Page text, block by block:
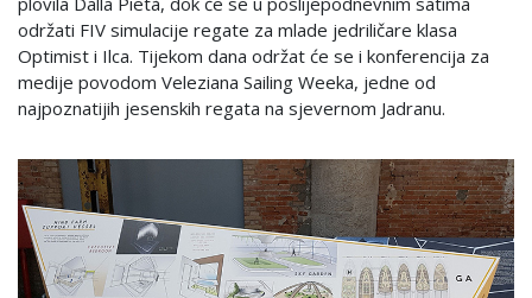
održati FIV simulacije regate za mlade jedriličare klasa
Optimist i Ilca. Tijekom dana održat će se i konferencija za
medije povodom Veleziana Sailing Weeka, jedne od
najpoznatijih jesenskih regata na sjevernom Jadranu.